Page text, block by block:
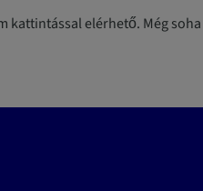
kattintással elérhető. Még